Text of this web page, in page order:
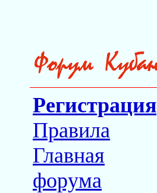
Регистрация
Правила
Главная
форума